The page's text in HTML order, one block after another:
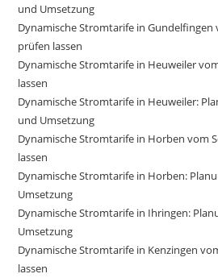
und Umsetzung
Dynamische Stromtarife in
prüfen lassen
Dynamische Stromtarife in Heuweiler
lassen
Dynamische Stromtarife in Heuweiler:
und Umsetzung
Dynamische Stromtarife in Horben vom
lassen
Dynamische Stromtarife in Horben:
Umsetzung
Dynamische Stromtarife in Ihringen:
Umsetzung
Dynamische Stromtarife in Kenzingen
lassen